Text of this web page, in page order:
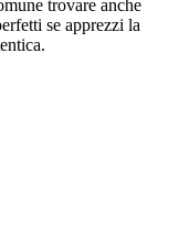
trovare anche
se apprezzi la